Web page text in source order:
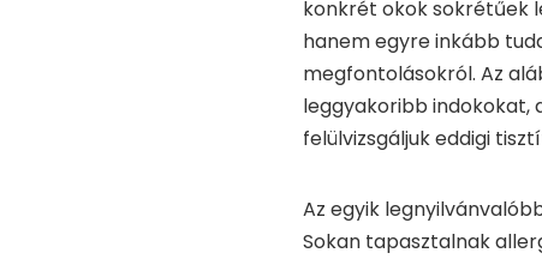
konkrét okok sokrétűek
hanem egyre inkább
megfontolásokról. Az
leggyakoribb indokokat,
felülvizsgáljuk eddigi
Az egyik
Sokan tapasztalnak